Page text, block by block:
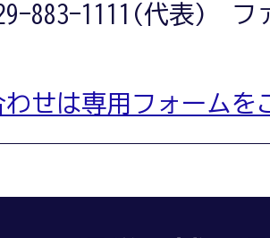
883-1111(代表) フ
わせは専用フォームを